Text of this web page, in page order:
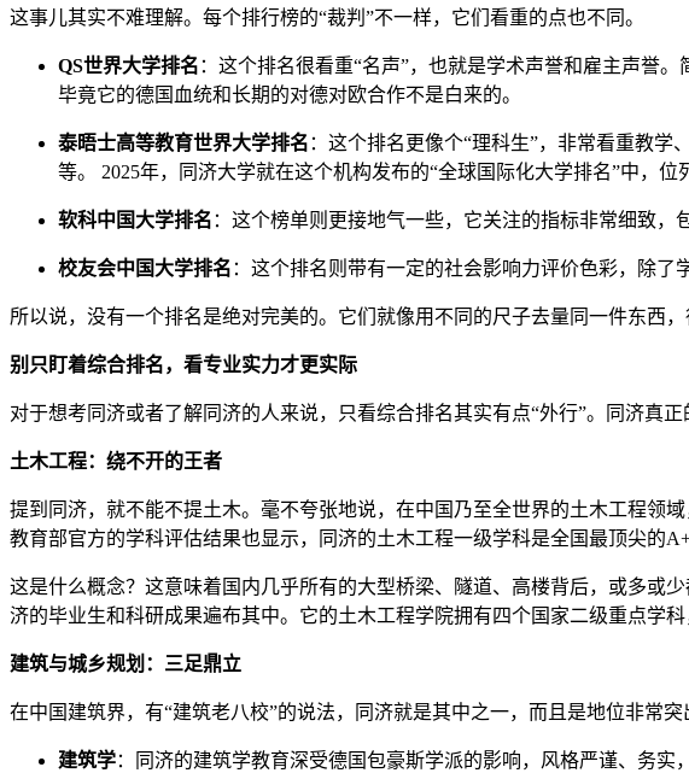
这事儿其实不难理解。每个排行榜的“裁判”不一样，它们看重的点也不同。
QS世界大学排名 ：这个排名很看重“名声”，也就是学术声誉和雇主声誉
毕竟它的德国血统和长期的对德对欧合作不是白来的。
泰晤士高等教育世界大学排名 ：这个排名更像个“理科生”，非常看重教
等。 2025年，同济大学就在这个机构发布的“全球国际化大学排名”中，位
软科中国大学排名 ：这个榜单则更接地气一些，它关注的指标非常细致，
校友会中国大学排名 ：这个排名则带有一定的社会影响力评价色彩，除了
所以说，没有一个排名是绝对完美的。它们就像用不同的尺子去量同一件东西
别只盯着综合排名，看专业实力才更实际
对于想考同济或者了解同济的人来说，只看综合排名其实有点“外行”。同济真
土木工程：绕不开的王者
提到同济，就不能不提土木。毫不夸张地说，在中国乃至全世界的土木工程领
教育部官方的学科评估结果也显示，同济的土木工程一级学科是全国最顶尖的A+
这是什么概念？这意味着国内几乎所有的大型桥梁、隧道、高楼背后，或多或
济的毕业生和科研成果遍布其中。它的土木工程学院拥有四个国家二级重点学
建筑与城乡规划：三足鼎立
在中国建筑界，有“建筑老八校”的说法，同济就是其中之一，而且是地位非常
建筑学：同济的建筑学教育深受德国包豪斯学派的影响，风格严谨、务